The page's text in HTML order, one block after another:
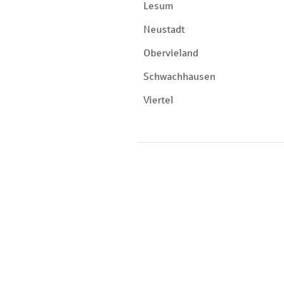
Lesum
Neustadt
Obervieland
Schwachhausen
Viertel